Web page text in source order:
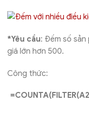
*Yêu cầu: Đếm số
giá lớn hơn 500.
Công thức: